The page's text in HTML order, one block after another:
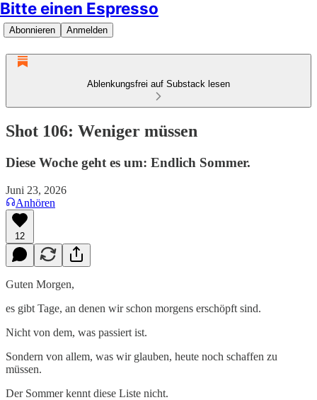
Bitte einen Espresso
Abonnieren Anmelden
Ablenkungsfrei auf Substack lesen
Shot 106: Weniger müssen
Diese Woche geht es um: Endlich Sommer.
Juni 23, 2026
Anhören
12
Guten Morgen,
es gibt Tage, an denen wir schon morgens erschöpft sind.
Nicht von dem, was passiert ist.
Sondern von allem, was wir glauben, heute noch schaffen zu
müssen.
Der Sommer kennt diese Liste nicht.